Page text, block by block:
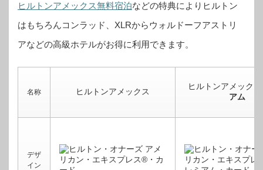
ヒルトンアメックス無料宿泊などの特典によりヒルトン
はもちろんコンラッド、XLRからウォルドーフアストリ
アなどの高級ホテルがお得に利用できます。
名称 ヒルトンアメックス
ヒルトンアメックス
アム
デザ
イン